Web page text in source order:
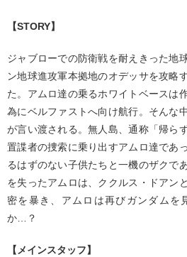
【STORY】
ジャブローでの防衛戦を耐えきった地
ン地球進攻軍本拠地のオデッサを攻略
た。アムロ達の乗るホワイトベースは
為にベルファストへ向け航行。そんな
が言い渡される。無人島、通称「帰ら
置諜者の捜索に乗り出すアムロ達であ
るはずのない子供たちと一機のザクで
を失ったアムロは、ククルス・ドアン
密を暴き、アムロは再びガンダムを
か…？
【メインスタッフ】